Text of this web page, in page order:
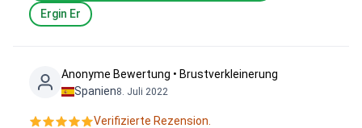
Ergin Er
Anonyme Bewertung • Brustverkleinerung
Spanien8. Juli 2022
Verifizierte Rezension.